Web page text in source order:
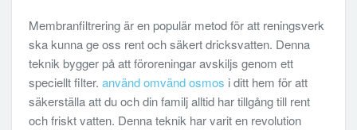
Membranfiltrering är en populär metod för att reningsverk
ska kunna ge oss rent och säkert dricksvatten. Denna
teknik bygger på att föroreningar avskiljs genom ett
speciellt filter. använd omvänd osmos i ditt hem för att
säkerställa att du och din familj alltid har tillgång till rent
och friskt vatten. Denna teknik har varit en revolution